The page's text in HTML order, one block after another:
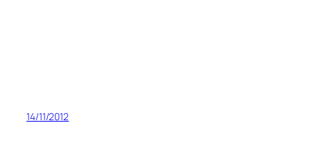
14/11/2012